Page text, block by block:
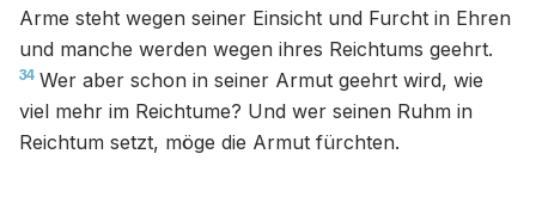
Arme steht wegen seiner Einsicht und Furcht in Ehren
und manche werden wegen ihres Reichtums geehrt.
34 Wer aber schon in seiner Armut geehrt wird, wie
viel mehr im Reichtume? Und wer seinen Ruhm in
Reichtum setzt, möge die Armut fürchten.